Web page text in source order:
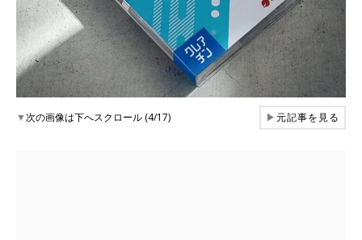
▼次の画像は下へスクロール (4/17) ▶元記事を見る